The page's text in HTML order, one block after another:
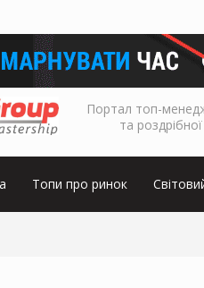
Портал топ-
та роздрібної
Топи про ринок